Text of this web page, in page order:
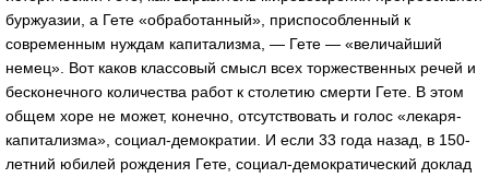
буржуазии, а Гете «обработанный», приспособленный к
современным нуждам капитализма, — Гете — «величайший
немец». Вот каков классовый смысл всех торжественных речей и
бесконечного количества работ к столетию смерти Гете. В этом
общем хоре не может, конечно, отсутствовать и голос «лекаря-
капитализма», социал-демократии. И если 33 года назад, в 150-
летний юбилей рождения Гете, социал-демократический доклад